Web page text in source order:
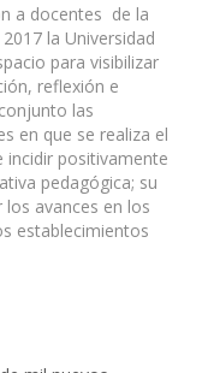
a docentes de la
la Universidad
para visibilizar
reflexión e
las
en que se realiza el
positivamente
pedagógica; su
avances en los
establecimientos